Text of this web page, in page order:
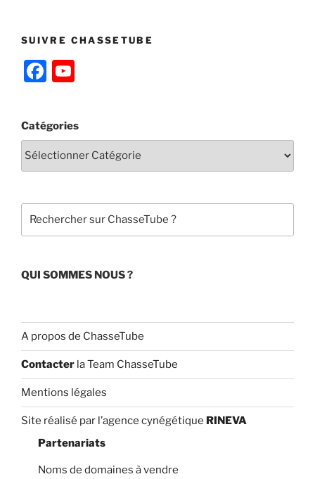
SUIVRE CHASSETUBE
F
c
e
b
o
k
T
u
e
C
a
n
el
Catégories
QUI SOMMES NOUS ?
A propos de ChasseTube
Contacter la Team ChasseTube
Mentions légales
Site réalisé par l’agence cynégétique RINEVA
Partenariats
Noms de domaines à vendre